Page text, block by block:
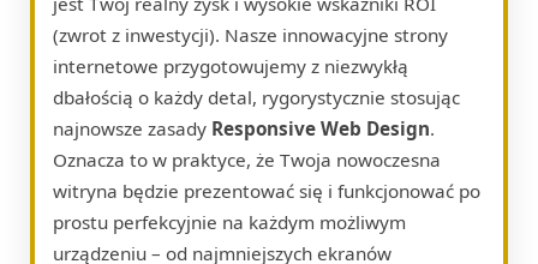
(zwrot z inwestycji). Nasze innowacyjne strony
internetowe przygotowujemy z niezwykłą
dbałością o każdy detal, rygorystycznie stosując
najnowsze zasady Responsive Web Design.
Oznacza to w praktyce, że Twoja nowoczesna
witryna będzie prezentować się i funkcjonować po
prostu perfekcyjnie na każdym możliwym
urządzeniu – od najmniejszych ekranów